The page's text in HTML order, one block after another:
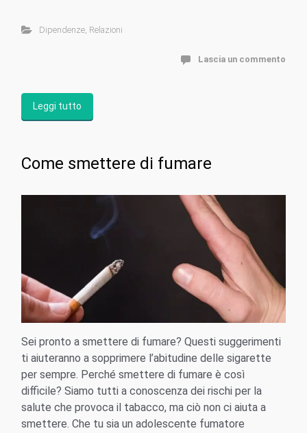
Dipendenze, Relazioni
Lascia un commento
Leggi tutto
Come smettere di fumare
Sei pronto a smettere di fumare? Questi suggerimenti
ti aiuteranno a sopprimere l’abitudine delle sigarette
per sempre. Perché smettere di fumare è così
difficile? Siamo tutti a conoscenza dei rischi per la
salute che provoca il tabacco, ma ciò non ci aiuta a
smettere. Che tu sia un adolescente fumatore